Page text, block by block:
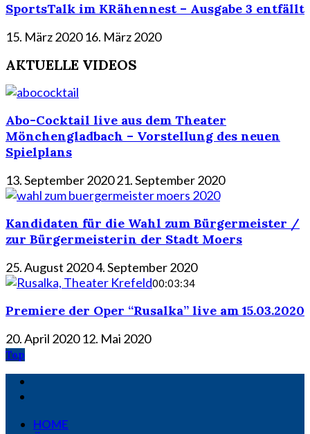
SportsTalk im KRähennest – Ausgabe 3 entfällt
15. März 2020 16. März 2020
AKTUELLE VIDEOS
Abo-Cocktail live aus dem Theater
Mönchengladbach – Vorstellung des neuen
Spielplans
13. September 202021. September 2020
Kandidaten für die Wahl zum Bürgermeister /
zur Bürgermeisterin der Stadt Moers
25. August 20204. September 2020
00:03:34
Premiere der Oper “Rusalka” live am 15.03.2020
20. April 2020 12. Mai 2020
Top
HOME